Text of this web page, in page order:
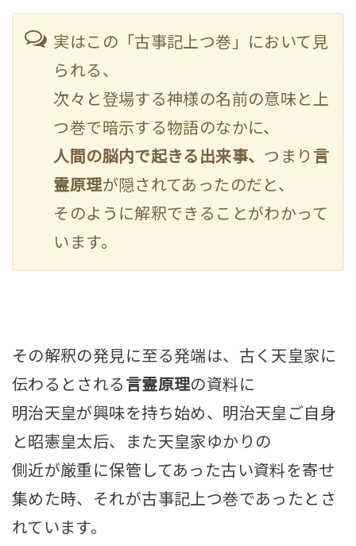
実はこの「古事記上つ巻 」において見
られる、
次々と登場する神様の名前の意味と上
つ巻で暗示する物語のなかに、
人間の脳内で起きる出来事、 つまり 言
霊原理が隠されてあったのだと、
そのように解釈できることがわかって
います。
その解釈の発見に至る発端は、古く天皇家に
伝わるとされる 言霊原理の資料に
明治天皇が興味を持ち始め、明治天皇ご自身
と昭憲皇太后、また天皇家ゆかりの
側近が厳重に保管してあった古い資料を寄せ
集めた時、それが古事記上つ巻であったとさ
れています。